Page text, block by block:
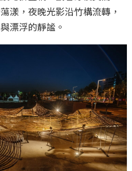
漾，夜晚光影沿竹構流轉，
漂浮的靜謐。